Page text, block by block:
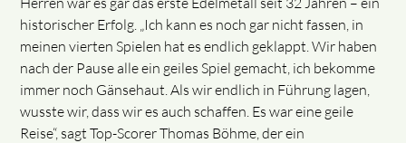
historischer Erfolg. „Ich kann es noch gar nicht fassen, in
meinen vierten Spielen hat es endlich geklappt. Wir haben
nach der Pause alle ein geiles Spiel gemacht, ich bekomme
immer noch Gänsehaut. Als wir endlich in Führung lagen,
wusste wir, dass wir es auch schaffen. Es war eine geile
Reise“, sagt Top-Scorer Thomas Böhme, der ein